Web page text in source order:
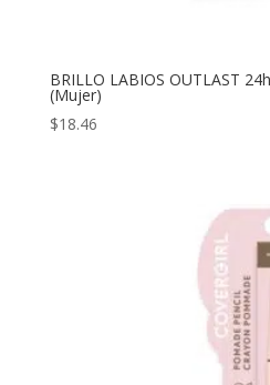
BRILLO LABIOS OUTLAST
(Mujer)
$18.46